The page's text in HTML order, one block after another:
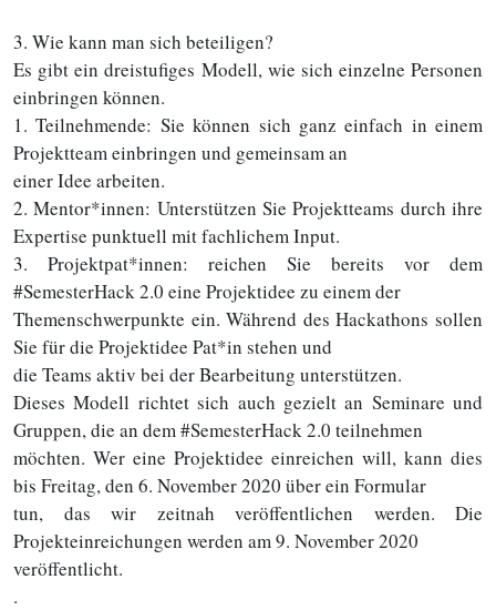
3. Wie kann man sich beteiligen?
Es gibt ein dreistufiges Modell, wie sich einzelne Personen
einbringen können.
1. Teilnehmende: Sie können sich ganz einfach in einem
Projektteam einbringen und gemeinsam an
einer Idee arbeiten.
2. Mentor*innen: Unterstützen Sie Projektteams durch ihre
Expertise punktuell mit fachlichem Input.
3. Projektpat*innen: reichen Sie bereits vor dem
#SemesterHack 2.0 eine Projektidee zu einem der
Themenschwerpunkte ein. Während des Hackathons sollen
Sie für die Projektidee Pat*in stehen und
die Teams aktiv bei der Bearbeitung unterstützen.
Dieses Modell richtet sich auch gezielt an Seminare und
Gruppen, die an dem #SemesterHack 2.0 teilnehmen
möchten. Wer eine Projektidee einreichen will, kann dies
bis Freitag, den 6. November 2020 über ein Formular
tun, das wir zeitnah veröffentlichen werden. Die
Projekteinreichungen werden am 9. November 2020
veröffentlicht.
.